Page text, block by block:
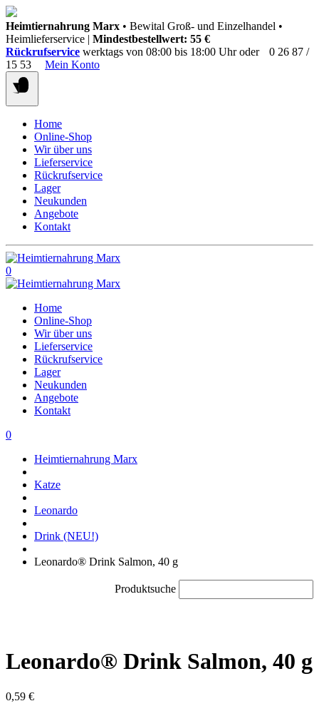
Springen
Sie
zum
Inhalt
Heimtiernahrung Marx • Bewital Groß- und Einzelhandel •
Heimlieferservice | Mindestbestellwert: 55 €
Rückrufservice werktags von 08:00 bis 18:00 Uhr oder
0 26 87 /
15 53
Mein Konto
Home
Online-Shop
Wir über uns
Lieferservice
Rückrufservice
Lager
Neukunden
Angebote
Kontakt
0
Home
Online-Shop
Wir über uns
Lieferservice
Rückrufservice
Lager
Neukunden
Angebote
Kontakt
0
Heimtiernahrung Marx
Katze
Leonardo
Drink (NEU!)
Leonardo® Drink Salmon, 40 g
Produktsuche
Leonardo® Drink Salmon, 40 g
0,59 €